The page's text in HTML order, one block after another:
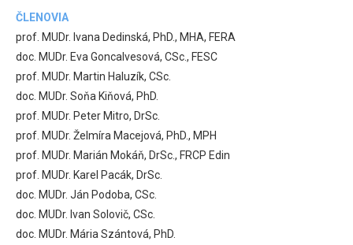
ČLENOVIA
prof. MUDr. Ivana Dedinská, PhD., MHA, FERA
doc. MUDr. Eva Goncalvesová, CSc., FESC
prof. MUDr. Martin Haluzík, CSc.
doc. MUDr. Soňa Kiňová, PhD.
prof. MUDr. Peter Mitro, DrSc.
prof. MUDr. Želmíra Macejová, PhD., MPH
prof. MUDr. Marián Mokáň, DrSc., FRCP Edin
prof. MUDr. Karel Pacák, DrSc.
doc. MUDr. Ján Podoba, CSc.
doc. MUDr. Ivan Solovič, CSc.
doc. MUDr. Mária Szántová, PhD.